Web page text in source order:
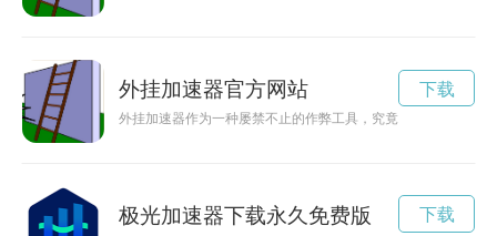
外挂加速器官方网站
外挂加速器作为一种屡禁不止的作弊工具，究竟对游戏世界的
下载
极光加速器下载永久免费版 下载